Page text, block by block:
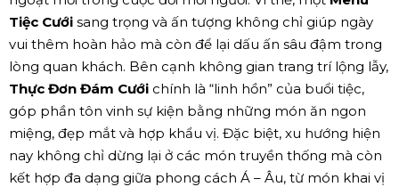
Tiệc Cưới sang trọng và ấn tượng không chỉ giúp ngày
vui thêm hoàn hảo mà còn để lại dấu ấn sâu đậm trong
lòng quan khách. Bên cạnh không gian trang trí lộng lẫy,
Thực Đơn Đám Cưới chính là “linh hồn” của buổi tiệc,
góp phần tôn vinh sự kiện bằng những món ăn ngon
miệng, đẹp mắt và hợp khẩu vị. Đặc biệt, xu hướng hiện
nay không chỉ dừng lại ở các món truyền thống mà còn
kết hợp đa dạng giữa phong cách Á – Âu, từ món khai vị